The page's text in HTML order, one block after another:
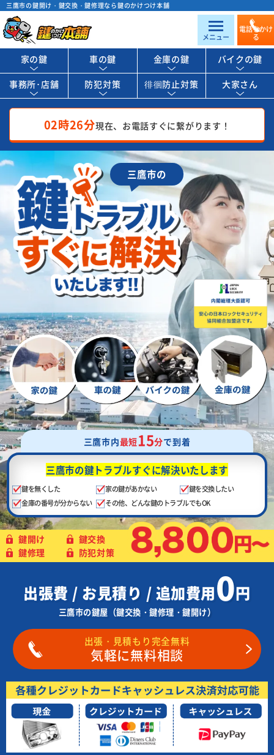
三鷹市の鍵開け・鍵交換・鍵修理なら鍵のかけつけ本舗
メニュー
電話をかけ
る
家の鍵 車の鍵 金庫の鍵 バイクの鍵
事務所･店舗 防犯対策 徘徊防止対策 大家さん
02時26分現在、お電話すぐに繋がります！
三鷹市の
三鷹市内最短15分で到着
三鷹市の鍵トラブルすぐに解決いたします
鍵を無くした 家の鍵があかない
鍵を交換したい
金庫の番号が分からない
その他、どんな鍵のトラブルでもOK
鍵開け
鍵交換
鍵修理
防犯対策
出張費 / お見積り / 追加費用0円
三鷹市の鍵屋（鍵交換・鍵修理・鍵開け）
出張・見積もり完全無料
気軽に無料相談